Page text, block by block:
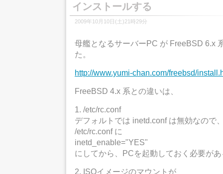
インストールする
2009年10月10日(土)21時29分
母艦となるサーバーPC が FreeBSD 6.x
た。
http://www.yumi-chan.com/freebsd/
FreeBSD 4.x 系との違いは、
1. /etc/rc.conf
デフォルトでは inetd.conf は無効なので
/etc/rc.conf に
inetd_enable="YES"
にしてから、PCを起動しておく必要が
2. ISOイメージのマウントが